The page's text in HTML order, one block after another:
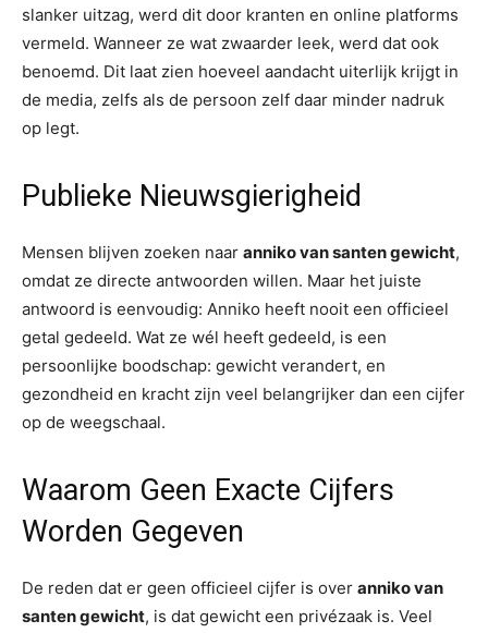
slanker uitzag, werd dit door kranten en online platforms
vermeld. Wanneer ze wat zwaarder leek, werd dat ook
benoemd. Dit laat zien hoeveel aandacht uiterlijk krijgt in
de media, zelfs als de persoon zelf daar minder nadruk
op legt.
Publieke Nieuwsgierigheid
Mensen blijven zoeken naar anniko van santen gewicht,
omdat ze directe antwoorden willen. Maar het juiste
antwoord is eenvoudig: Anniko heeft nooit een officieel
getal gedeeld. Wat ze wél heeft gedeeld, is een
persoonlijke boodschap: gewicht verandert, en
gezondheid en kracht zijn veel belangrijker dan een cijfer
op de weegschaal.
Waarom Geen Exacte Cijfers
Worden Gegeven
De reden dat er geen officieel cijfer is over anniko van
santen gewicht, is dat gewicht een privézaak is. Veel